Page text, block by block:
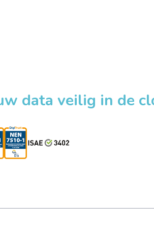
data veilig in de